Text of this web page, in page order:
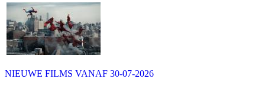
NIEUWE FILMS VANAF 30-07-2026